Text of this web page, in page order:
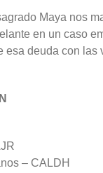
Maya nos
en un caso
deuda con
– CALDH